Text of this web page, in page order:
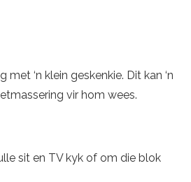
met ‘n klein geskenkie. Dit kan ‘n
vir hom wees.
sit en TV kyk of om die blok